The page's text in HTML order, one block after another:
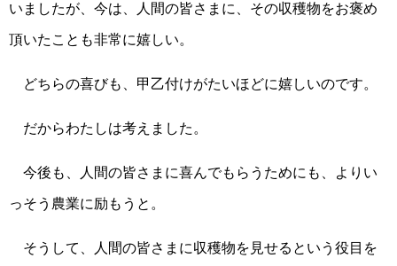
いましたが、今は、人間の皆さまに、その収穫物をお褒め
頂いたことも非常に嬉しい。
どちらの喜びも、甲乙付けがたいほどに嬉しいのです。
だからわたしは考えました。
今後も、人間の皆さまに喜んでもらうためにも、よりい
っそう農業に励もうと。
そうして、人間の皆さまに収穫物を見せるという役目を